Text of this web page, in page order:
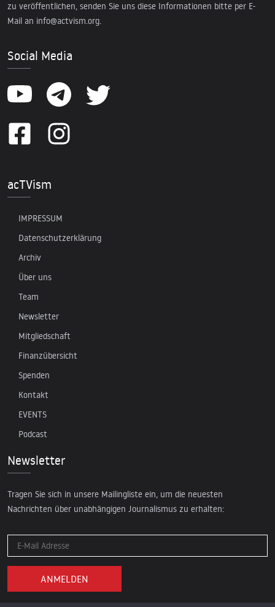
zu veröffentlichen, senden Sie uns diese Informationen bitte per E-
Mail an info@actvism.org.
Social Media
acTVism
IMPRESSUM
Datenschutzerklärung
Archiv
Über uns
Team
Newsletter
Mitgliedschaft
Finanzübersicht
Spenden
Kontakt
EVENTS
Podcast
Newsletter
Tragen Sie sich in unsere Mailingliste ein, um die neuesten
Nachrichten über unabhängigen Journalismus zu erhalten: